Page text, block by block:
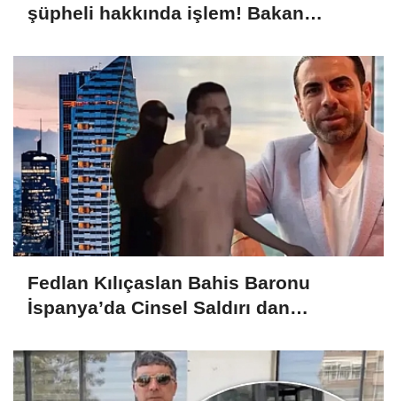
şüpheli hakkında işlem! Bakan
karşısında dimdik
Fedlan Kılıçaslan Bahis Baronu
İspanya’da Cinsel Saldırı dan